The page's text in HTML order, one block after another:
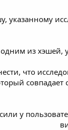
указанному
одним из
что
у